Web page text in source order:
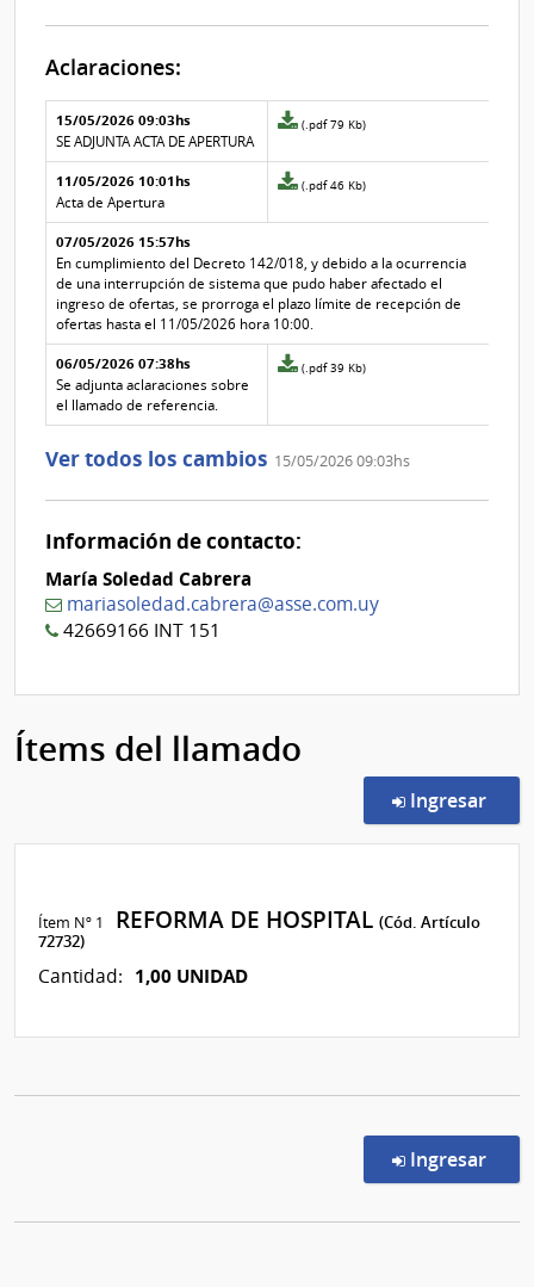
Aclaraciones:
Aclaraciones del llamado
Fecha y
texto de
la
aclaración
Archivo
de la
aclaración
15/05/2026 09:03hs
SE ADJUNTA ACTA DE APERTURA
Archivo
de
la
Nº
(.pdf 79 Kb)
11/05/2026 10:01hs
Acta de Apertura
Archivo
de
aclaración
Nº
2
(.pdf 46 Kb)
07/05/2026 15:57hs
En cumplimiento del Decreto 142/018, y debido a la ocurrencia
de una interrupción de sistema que pudo haber afectado el
ingreso de ofertas, se prorroga el plazo límite de recepción de
ofertas hasta el 11/05/2026 hora 10:00.
06/05/2026 07:38hs
Se adjunta aclaraciones sobre
el llamado de referencia.
Archivo
la
Nº
(.pdf 39 Kb)
Ver todos los cambios 15/05/2026 09:03hs
Información de contacto:
María Soledad Cabrera
mariasoledad.cabrera@asse.com.uy
42669166 INT 151
Ítems del llamado
Ingresar
Ítem Nº 1 REFORMA DE HOSPITAL(Cód. Artículo
72732)
Cantidad: 1,00 UNIDAD
Ingresar